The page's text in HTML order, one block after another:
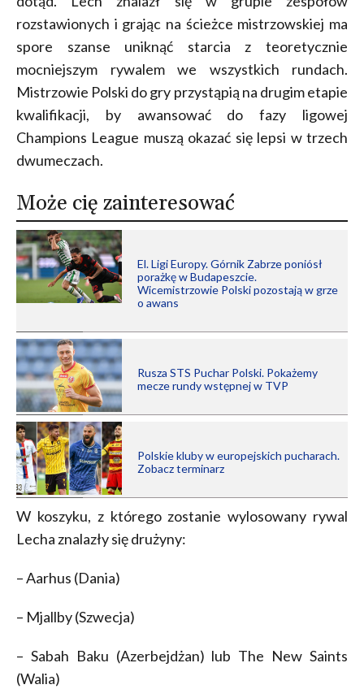
rozstawionych i grając na ścieżce mistrzowskiej ma
spore szanse uniknąć starcia z teoretycznie
mocniejszym rywalem we wszystkich rundach.
Mistrzowie Polski do gry przystąpią na drugim etapie
kwalifikacji, by awansować do fazy ligowej
Champions League muszą okazać się lepsi w trzech
dwumeczach.
Może cię zainteresować
El. Ligi Europy. Górnik Zabrze poniósł
porażkę w Budapeszcie.
Wicemistrzowie Polski pozostają w grze
o awans
Rusza STS Puchar Polski. Pokażemy
mecze rundy wstępnej w TVP
Polskie kluby w europejskich pucharach.
Zobacz terminarz
W koszyku, z którego zostanie wylosowany rywal
Lecha znalazły się drużyny:
– Aarhus (Dania)
– Mjallby (Szwecja)
– Sabah Baku (Azerbejdżan) lub The New Saints
(Walia)